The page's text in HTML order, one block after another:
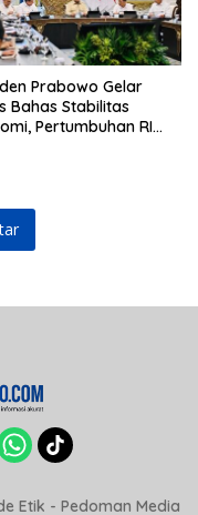
Prabowo Gelar
Bahas Stabilitas
Pertumbuhan RI
Etik - Pedoman Media